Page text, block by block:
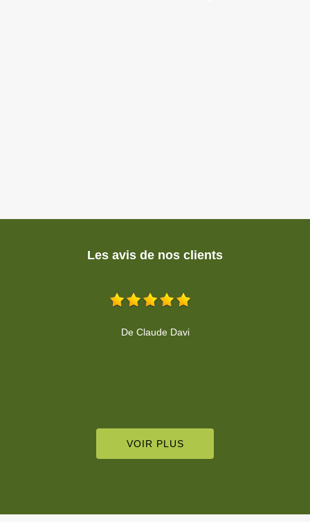
Les avis de nos clients
vrai professionnel que je recommande vivement pour son sérieux
VOIR PLUS